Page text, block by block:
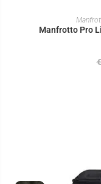
Manfrotto Pro
€